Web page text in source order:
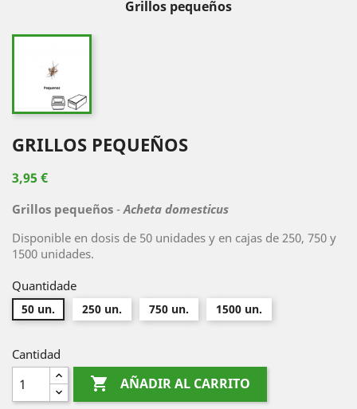
Grillos pequeños
GRILLOS PEQUEÑOS
3,95 €
Grillos pequeños -Acheta domesticus
Disponible en dosis de 50 unidades y en cajas de 250, 750 y
1500 unidades.
Quantidade
50 un. 250 un. 750 un. 1500 un.
Cantidad
 AÑADIR AL CARRITO